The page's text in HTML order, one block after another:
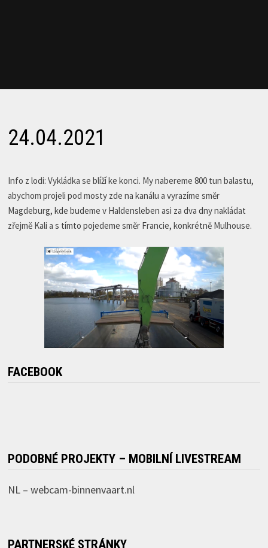
24.04.2021
Info z lodi: Vykládka se blíží ke konci. My nabereme 800 tun balastu,
abychom projeli pod mosty zde na kanálu a vyrazíme směr
Magdeburg, kde budeme v Haldensleben asi za dva dny nakládat
zřejmě Kali a s tímto pojedeme směr Francie, konkrétně Mulhouse.
FACEBOOK
PODOBNÉ PROJEKTY – MOBILNÍ LIVESTREAM
NL – webcam-binnenvaart.nl
PARTNERSKÉ STRÁNKY